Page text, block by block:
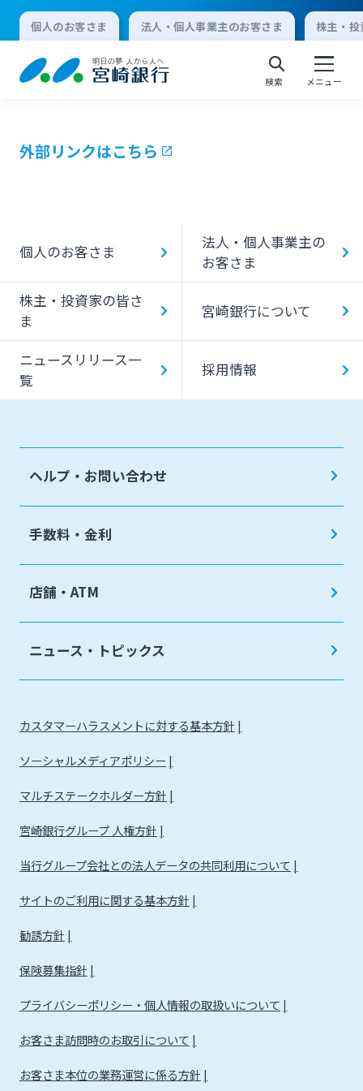
個人のお客さま 法人・個人事業主のお客さま 株主・
検索 メニュー
個人向けインターネットバンキング
法人向けインターネットバンキング
ログオン
個人のお客さま
法人・個人事業主のお客さま
株主・投資家の皆さま
ニュースリリース一覧
採用情報
外部リンクはこちら
個人のお客さま
法人・個人事業主の
お客さま
株主・投資家の皆さ
ま
宮崎銀行について
ニュースリリース一
覧
採用情報
ヘルプ・お問い合わせ
手数料・金利
店舗・ATM
ニュース・トピックス
カスタマーハラスメントに対する基本方針
ソーシャルメディアポリシー
マルチステークホルダー方針
宮崎銀行グループ 人権方針
当行グループ会社との法人データの共同利用について
サイトのご利用に関する基本方針
勧誘方針
保険募集指針
プライバシーポリシー・個人情報の取扱いについて
お客さま訪問時のお取引について
お客さま本位の業務運営に係る方針